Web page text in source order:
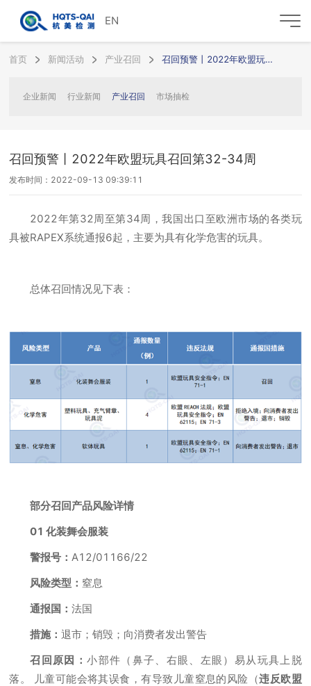
EN
首页 新闻活动 产业召回 召回预警丨2022年欧盟玩具召回第32-34周
企业新闻 行业新闻 产业召回 市场抽检
召回预警丨2022年欧盟玩具召回第32-34周
发布时间：2022-09-13 09:39:11
2022年第32周至第34周，我国出口至欧洲市场的各类玩
具被RAPEX系统通报6起，主要为具有化学危害的玩具。
总体召回情况见下表：
部分召回产品风险详情
01 化装舞会服装
警报号：A12/01166/22
风险类型： 窒息
通报国：法国
措施：退市；销毁；向消费者发出警告
召回原因：小部件（鼻子、右眼、左眼）易从玩具上脱
落。 儿童可能会将其误食，有导致儿童窒息的风险（违反欧盟